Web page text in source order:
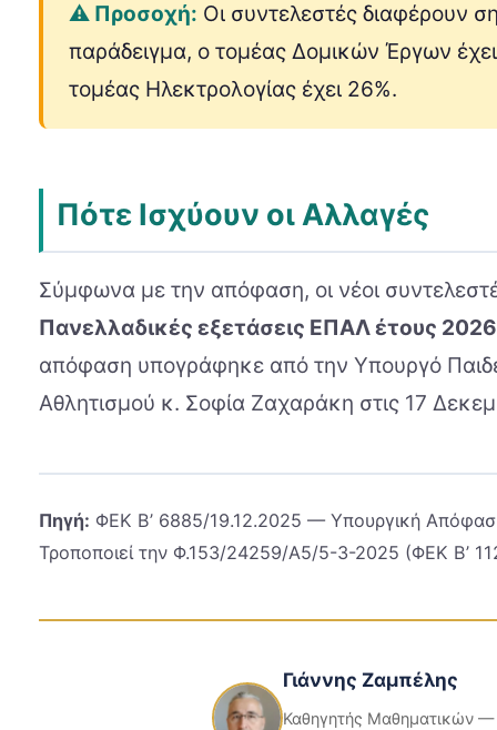
⚠️ Προσοχή: Οι συντελεστές διαφέρουν
παράδειγμα, ο τομέας Δομικών Έργων
τομέας Ηλεκτρολογίας έχει 26%.
Πότε Ισχύουν οι Αλλαγές
Σύμφωνα με την απόφαση, οι νέοι
Πανελλαδικές εξετάσεις ΕΠΑΛ έτους 2026
απόφαση υπογράφηκε από την Υπουργό
Αθλητισμού κ. Σοφία Ζαχαράκη στις 17
Πηγή: ΦΕΚ Β’ 6885/19.12.2025 — Υπουργική
Τροποποιεί την Φ.153/24259/Α5/5-3-2025 (ΦΕΚ Β’
Γιάννης Ζαμπέλης
Καθηγητής Μαθηματικών —